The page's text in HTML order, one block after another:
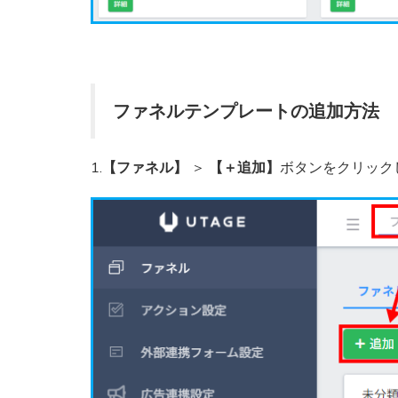
ファネルテンプレートの追加方法
1. 【ファネル】 ＞ 【＋追加】 ボタンをクリック